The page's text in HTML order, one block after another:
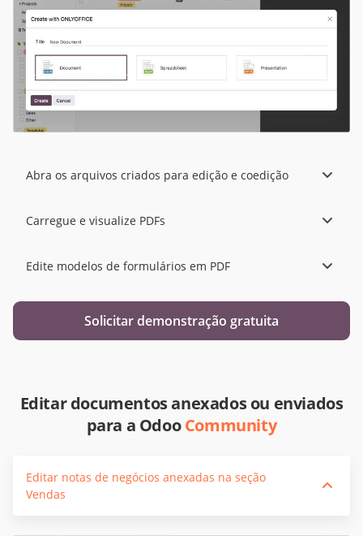
Abra os arquivos criados para edição e coedição
Carregue e visualize PDFs
Edite modelos de formulários em PDF
Solicitar demonstração gratuita
Editar documentos anexados ou enviados
para a OdooCommunity
Editar notas de negócios anexadas na seção
Vendas